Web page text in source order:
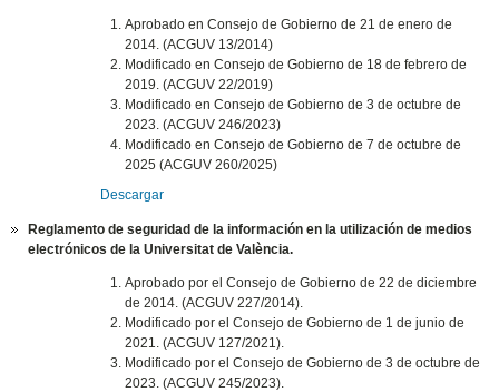
Aprobado en Consejo de Gobierno de 21 de enero de
2014. (ACGUV 13/2014)
Modificado en Consejo de Gobierno de 18 de febrero de
2019. (ACGUV 22/2019)
Modificado en Consejo de Gobierno de 3 de octubre de
2023. (ACGUV 246/2023)
Modificado en Consejo de Gobierno de 7 de octubre de
2025 (ACGUV 260/2025)
Descargar
Reglamento de seguridad de la información en la utilización de medios
electrónicos de la Universitat de València.
Aprobado por el Consejo de Gobierno de 22 de diciembre
de 2014. (ACGUV 227/2014).
Modificado por el Consejo de Gobierno de 1 de junio de
2021. (ACGUV 127/2021).
Modificado por el Consejo de Gobierno de 3 de octubre de
2023. (ACGUV 245/2023).